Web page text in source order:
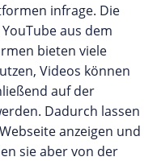
infrage. Die
aus dem
bieten viele
Videos können
auf der
Dadurch lassen
anzeigen und
sie aber von der